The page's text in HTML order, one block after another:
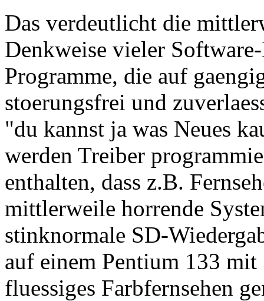
Das verdeutlicht die
Denkweise vieler
Programme, die auf
stoerungsfrei und
"du kannst ja was Neues
werden Treiber
enthalten, dass z.B.
mittlerweile horrende
stinknormale SD-
auf einem Pentium 133
fluessiges Farbfernsehen